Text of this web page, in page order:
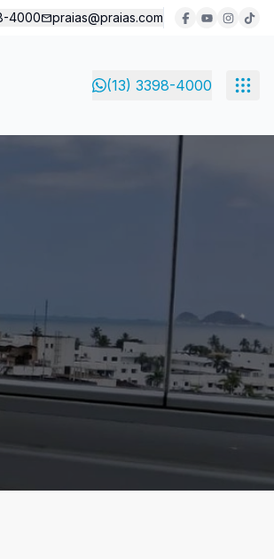
4000 praias@praias.com
(13) 3398-4000